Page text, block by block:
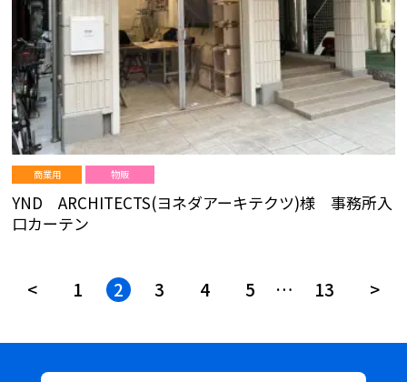
商業用 物販
YND ARCHITECTS(ヨネダアーキテクツ)様 事務所入
口カーテン
投
稿
< 1 2 3 4 5 … 13 >